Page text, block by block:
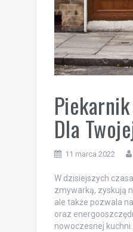
Dla
11 marca 2022
W dzisiejszych
zmywarką, zyskują
ale także pozwala
oraz
nowoczesnej